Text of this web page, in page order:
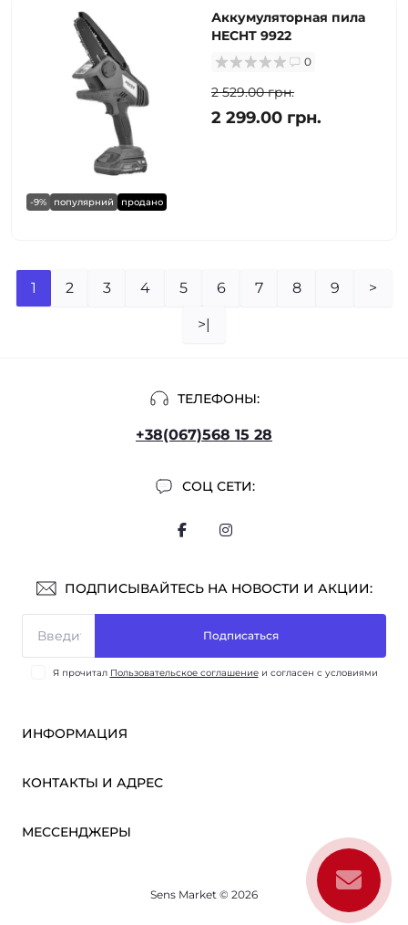
-9% популярний продано
Аккумуляторная пила
HECHT 9922
0
2 529.00 грн.
2 299.00 грн.
1 2 3 4 5 6 7 8 9 >
>|
ТЕЛЕФОНЫ:
+38(067)568 15 28
СОЦ СЕТИ:
ПОДПИСЫВАЙТЕСЬ НА НОВОСТИ И АКЦИИ:
Подписаться
Я прочитал Пользовательское соглашениеи согласен с условиями
ИНФОРМАЦИЯ
ОПТ
О нас
КОНТАКТЫ И АДРЕС
МЕССЕНДЖЕРЫ
Sens Market © 2026